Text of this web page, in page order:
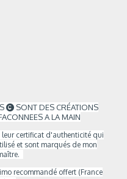
 SONT DES CRÉATIONS
A LA MAIN
certificat d'authenticité qui
et sont marqués de mon
recommandé offert (France